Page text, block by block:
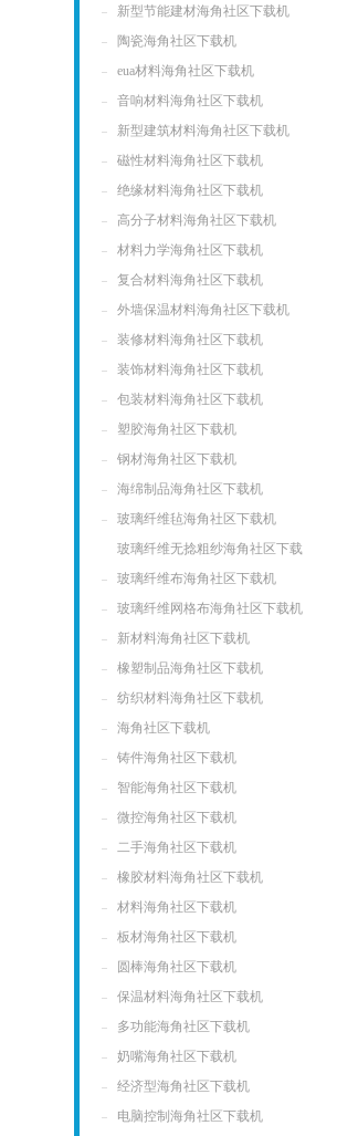
新型节能建材海角社区下载机
陶瓷海角社区下载机
eua材料海角社区下载机
音响材料海角社区下载机
新型建筑材料海角社区下载机
磁性材料海角社区下载机
绝缘材料海角社区下载机
高分子材料海角社区下载机
材料力学海角社区下载机
复合材料海角社区下载机
外墙保温材料海角社区下载机
装修材料海角社区下载机
装饰材料海角社区下载机
包装材料海角社区下载机
塑胶海角社区下载机
钢材海角社区下载机
海绵制品海角社区下载机
玻璃纤维毡海角社区下载机
玻璃纤维无捻粗纱海角社区下载
机
玻璃纤维布海角社区下载机
玻璃纤维网格布海角社区下载机
新材料海角社区下载机
橡塑制品海角社区下载机
纺织材料海角社区下载机
海角社区下载机
铸件海角社区下载机
智能海角社区下载机
微控海角社区下载机
二手海角社区下载机
橡胶材料海角社区下载机
材料海角社区下载机
板材海角社区下载机
圆棒海角社区下载机
保温材料海角社区下载机
多功能海角社区下载机
奶嘴海角社区下载机
经济型海角社区下载机
电脑控制海角社区下载机